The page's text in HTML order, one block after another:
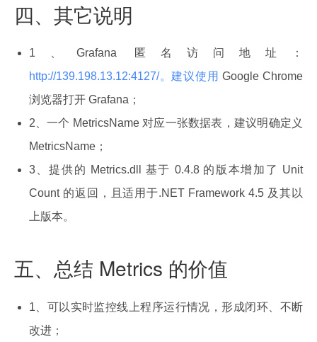
四、其它说明
1、Grafana 匿名访问地址：
http://139.198.13.12:4127/。建议使用 Google Chrome
浏览器打开 Grafana；
2、一个 MetricsName 对应一张数据表，建议明确定义
MetricsName；
3、提供的 Metrics.dll 基于 0.4.8 的版本增加了 Unit
Count 的返回，且适用于.NET Framework 4.5 及其以
上版本。
五、总结 Metrics 的价值
1、可以实时监控线上程序运行情况，形成闭环、不断
改进；